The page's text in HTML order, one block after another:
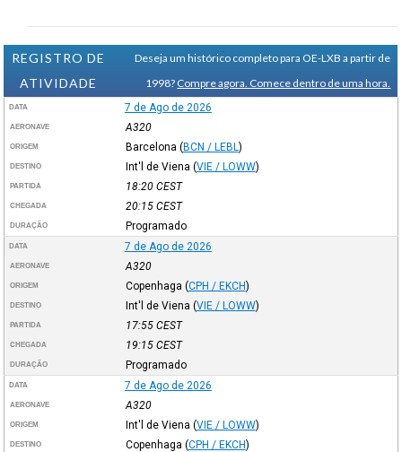
REGISTRO DE
ATIVIDADE
Deseja um histórico completo para OE-LXB a partir de
1998? Compre agora. Comece dentro de uma hora.
DATA 7 de Ago de 2026
AERONAVE A320
ORIGEM Barcelona (BCN / LEBL )
DESTINO Int'l de Viena (VIE / LOWW)
PARTIDA 18:20 CEST
CHEGADA 20:15 CEST
DURAÇÃO Programado
DATA 7 de Ago de 2026
AERONAVE A320
ORIGEM Copenhaga (CPH / EKCH)
DESTINO Int'l de Viena (VIE / LOWW)
PARTIDA 17:55 CEST
CHEGADA 19:15 CEST
DURAÇÃO Programado
DATA 7 de Ago de 2026
AERONAVE A320
ORIGEM Int'l de Viena (VIE / LOWW)
DESTINO Copenhaga (CPH / EKCH)